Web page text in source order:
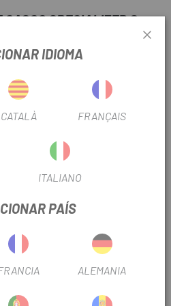
CASCO SPECIALIZED S-
IDIOMA
CATALÀ FRANÇAIS
ITALIANO
PAÍS
ALEMANIA